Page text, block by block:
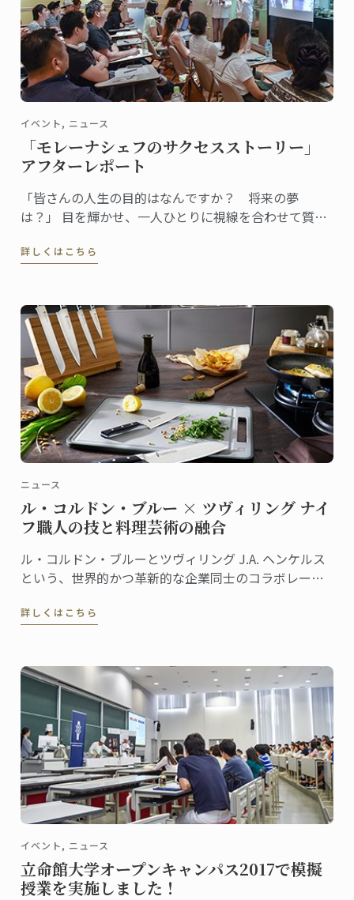
イベント, ニュース
「モレーナシェフのサクセスストーリー」
アフターレポート
「皆さんの人生の目的はなんですか？ 将来の夢
は？」 目を輝かせ、一人ひとりに視線を合わせて質問
存在感が漂います。参加者の回答を聞きながら、温か
詳しくはこちら
ニュース
ル・コルドン・ブルー × ツヴィリング ナイ
フ職人の技と料理芸術の融合
ル・コルドン・ブルーとツヴィリング J.A. ヘンケルス
という、世界的かつ革新的な企業同士のコラボレーシ
なナイフ＆ツールキットを誕生させました。
詳しくはこちら
イベント, ニュース
立命館大学オープンキャンパス2017で模擬
授業を実施しました！